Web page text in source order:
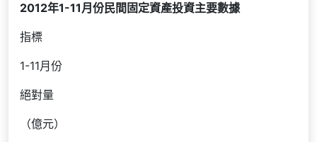
2012年1-11月份民間固定資產投資主要數據
指標
1-11月份
絕對量
（億元）